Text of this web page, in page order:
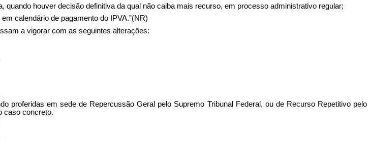
quando houver decisão definitiva da qual não caiba mais recurso, em processo administrativo regular;
calendário de pagamento do IPVA.”(NR)
a vigorar com as seguintes alterações:
proferidas em sede de Repercussão Geral pelo Supremo Tribunal Federal, ou de Recurso Repetitivo pelo
caso concreto.